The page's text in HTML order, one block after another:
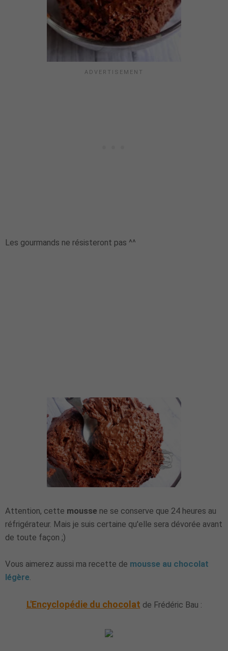
Les gourmands ne résisteront pas ^^
Attention, cette mousse ne se conserve que 24 heures au
réfrigérateur. Mais je suis certaine qu'elle sera dévorée avant
de toute façon ;)
Vous aimerez aussi ma recette de mousse au chocolat
légère
L'Encyclopédie du chocolat de Frédéric Bau :